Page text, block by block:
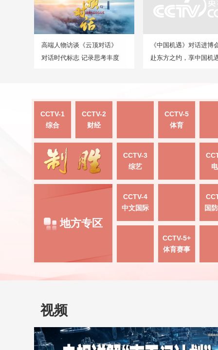
高端人物访谈《云顶对话》
对话时代标志 记录思考丰度
《中国机遇》对话进博
赴东方之约，享中国机
CCTV-1
综合
CCTV-2
财经
CCTV-5
体育
CCTV-3
综艺
地方专区
CCTV-4
中文国际
国
CCTV-5+
体育赛事
视频